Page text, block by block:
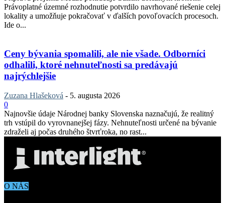
Právoplatné územné rozhodnutie potvrdilo navrhované riešenie celej
lokality a umožňuje pokračovať v ďalších povoľovacích procesoch.
Ide o...
Ceny bývania spomalili, ale nie všade. Odborníci
odhalili, ktoré nehnuteľnosti sa predávajú
najrýchlejšie
Zuzana Hlašeková - 5. augusta 2026
0
Najnovšie údaje Národnej banky Slovenska naznačujú, že realitný
trh vstúpil do vyrovnanejšej fázy. Nehnuteľnosti určené na bývanie
zdraželi aj počas druhého štvrťroka, no rast...
O NÁS